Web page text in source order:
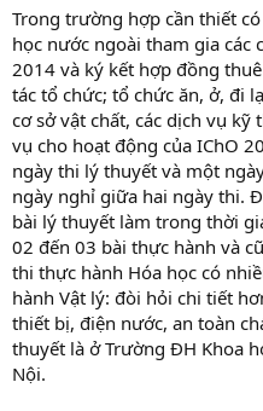
Trong trường hợp cần thiết
học nước ngoài tham gia các
2014 và ký kết hợp đồng
tác tổ chức; tổ chức ăn, ở, đi
cơ sở vật chất, các dịch vụ
vụ cho hoạt động của IChO
ngày thi lý thuyết và một
ngày nghỉ giữa hai ngày thi.
bài lý thuyết làm trong thời
02 đến 03 bài thực hành và
thi thực hành Hóa học có
hành Vật lý: đòi hỏi chi tiết
thiết bị, điện nước, an toàn
thuyết là ở Trường ĐH Khoa
Nội.